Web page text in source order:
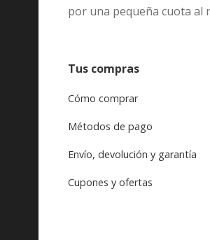
por una pequeña cuota al
Tus compras
Cómo comprar
Métodos de pago
Envío, devolución y garantía
Cupones y ofertas